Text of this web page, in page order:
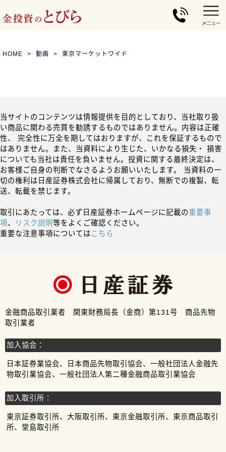
HOME 動画 東京マーケットワイド
当サイトのコンテンツは情報提供を目的としており、当社取り扱
い商品に関わる売買を勧誘するものではありません。内容は正確
性、 完全性に万全を期してはおりますが、これを保証するもので
はありません。また、当資料により生じた、いかなる損失・ 損害
についても当社は責任を負いません。投資に関する最終決定は、
お客様ご自身の判断でなさるようお願いいたします。 当資料の一
切の権利は日産証券株式会社に帰属しており、無断での複製、転
送、転載を禁じます。
取引にあたっては、必ず日産証券ホームページに記載の重要事
項、 リスク説明等をよくご確認ください。
重要な注意事項についてはこちら
金融商品取引業者 関東財務局長（金商）第131号 商品先物
取引業者
加入協会：
日本証券業協会、日本商品先物取引協会、一般社団法人金融先
物取引業協会、一般社団法人第二種金融商品取引業協会
加入取引所：
東京証券取引所、大阪取引所、東京金融取引所、東京商品取引
所、堂島取引所